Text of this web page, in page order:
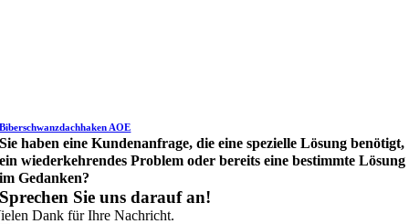
Biberschwanzdachhaken AOE
Sie haben eine Kundenanfrage, die eine spezielle Lösung benötigt,
ein wiederkehrendes Problem oder bereits eine bestimmte Lösung
im Gedanken?
Sprechen Sie uns darauf an!
Dank für Ihre Nachricht.